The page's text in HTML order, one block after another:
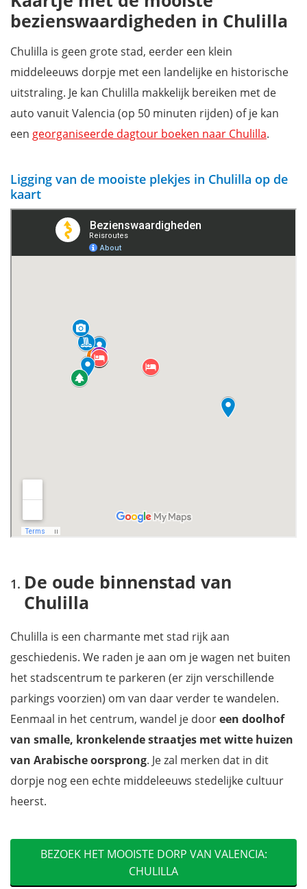
Iglesia de Nuestra Señora de los Ángeles
Plaza de la Baronia
Castillo di Chulilla
Ruta de los Pantaneros
Zwemmen in de Charco Azul
Wat nog meer zien in de buurt van Chulilla?
Waar overnachten in Chulilla?
bezienswaardigheden in Chulilla
Chulilla is geen grote stad, eerder een klein
middeleeuws dorpje met een landelijke en historische
uitstraling. Je kan Chulilla makkelijk bereiken met de
auto vanuit Valencia (op 50 minuten rijden) of je kan
een georganiseerde dagtour boeken naar Chulilla.
Ligging van de mooiste plekjes in Chulilla op de
kaart
De oude binnenstad van
Chulilla
Chulilla is een charmante met stad rijk aan
geschiedenis. We raden je aan om je wagen net buiten
het stadscentrum te parkeren (er zijn verschillende
parkings voorzien) om van daar verder te wandelen.
Eenmaal in het centrum, wandel je dooreen doolhof
van smalle, kronkelende straatjes met witte huizen
van Arabische oorsprong. Je zal merken dat in dit
dorpje nog een echte middeleeuws stedelijke cultuur
heerst.
BEZOEK HET MOOISTE DORP VAN VALENCIA:
CHULILLA